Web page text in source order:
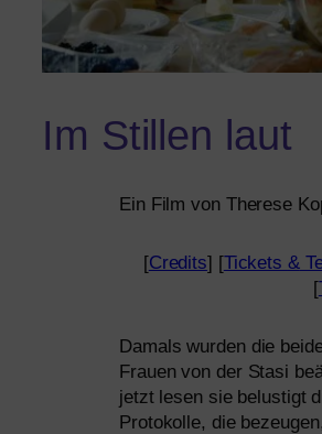
Im Stillen laut
Ein Film von Therese
[Credits] [Tickets &
[
Damals wur­den die
Frauen von der Stasi
jetzt lesen sie belus­tigt
Protokolle, die